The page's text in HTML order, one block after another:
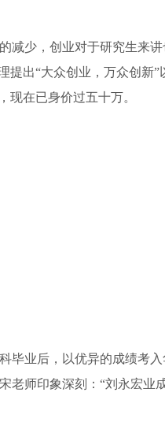
少，创业对于研究生来讲
提出“大众创业，万众创新
现在已身价过五十万。
业后，以优异的成绩考入
老师印象深刻：“刘永宏业